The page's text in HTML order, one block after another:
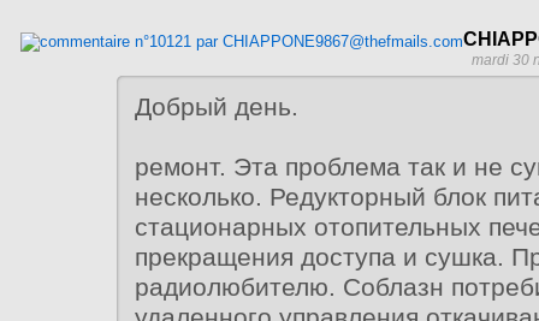
mardi 30
Добрый день.
ремонт. Эта проблема так и не
несколько. Редукторный блок
стационарных отопительных
прекращения доступа и сушка.
радиолюбителю. Соблазн